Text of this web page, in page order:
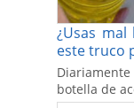
¿Usas
este truco
botella de